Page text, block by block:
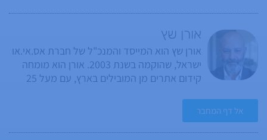
אורן שץ
אורן שץ הוא המייסד והמנכ"ל של חברת אס.אי.או
ישראל, שהוקמה בשנת 2003. אורן הוא מומחה
קידום אתרים מן המובילים בארץ, עם מעל 25
ובחו"ל. אורן מרצה בכנסים וסמינרים בנושא קידום
אתרים ושיווק באינטרנט.
אל דף המחבר